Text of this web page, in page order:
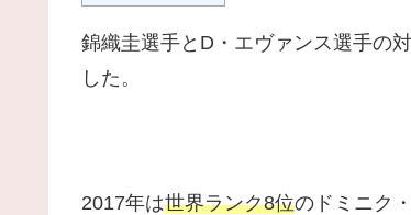
錦織圭選手とD・エヴァンス選手の
した。
2017年は世界ランク8位のドミニク